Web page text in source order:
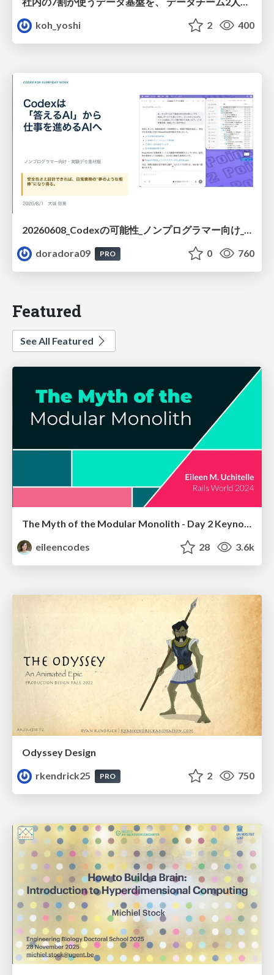
koh_yoshi
2 400
20260608_Codexの可能性_ノンプログラマー向け_大城追記
doradora09
PRO 0 760
Featured
See All Featured
The Myth of the Modular Monolith - Day 2 Keynote - Rails World 2024
eileencodes
28 3.6k
Odyssey Design
rkendrick25
PRO 2 750